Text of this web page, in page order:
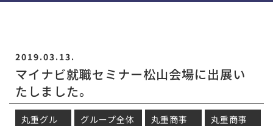
2019.03.13.
マイナビ就職セミナー松山会場に出展い
たしました。
丸重グル
グループ全体
丸重商事
丸重商事